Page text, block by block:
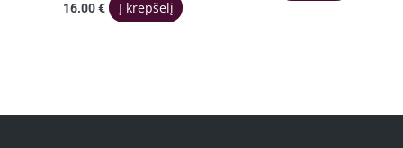
16.00€ Į krepšelį